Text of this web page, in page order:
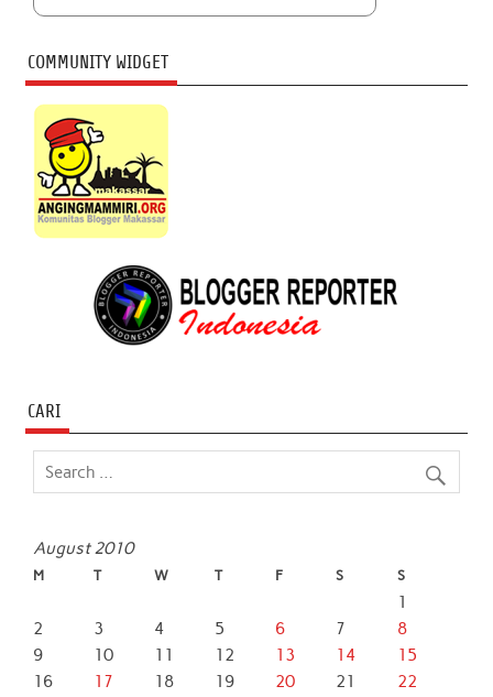
COMMUNITY WIDGET
CARI
August 2010
M T W T F S S
1
2
3 4 5 6 7
8
9
10 11 12 13 14
15
16
17 18 19 20 21
22